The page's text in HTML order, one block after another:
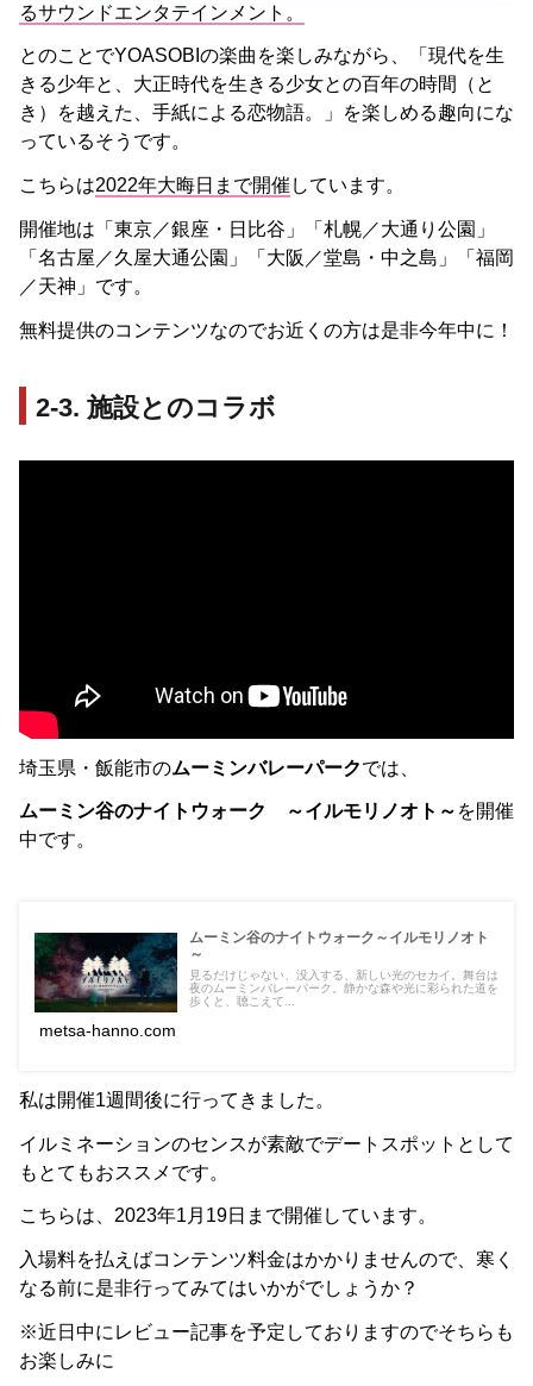
るサウンドエンタテインメント。
とのことでYOASOBIの楽曲を楽しみながら、「現代を生
きる少年と、大正時代を生きる少女との百年の時間（と
き）を越えた、手紙による恋物語。」を楽しめる趣向にな
っているそうです。
こちらは2022年大晦日まで開催 しています。
開催地は「東京／銀座・日比谷」「札幌／大通り公園」
「名古屋／久屋大通公園」「大阪／堂島・中之島」「福岡
／天神」です。
無料提供のコンテンツなのでお近くの方は是非今年中に！
2-3. 施設とのコラボ
埼玉県・飯能市のムーミンバレーパークでは、
ムーミン谷のナイトウォーク ～イルモリノオト～ を開催
中です。
ムーミン谷のナイトウォーク～イルモリノオト
～
見るだけじゃない、没入する、新しい光のセカイ。舞台は
夜のムーミンバレーパーク。静かな森や光に彩られた道を
歩くと、聴こえて...
metsa-hanno.com
私は開催1週間後に行ってきました。
イルミネーションのセンスが素敵でデートスポットとして
もとてもおススメです。
こちらは、2023年1月19日まで開催しています。
入場料を払えばコンテンツ料金はかかりませんので、寒く
なる前に是非行ってみてはいかがでしょうか？
※近日中にレビュー記事を予定しておりますのでそちらも
お楽しみに